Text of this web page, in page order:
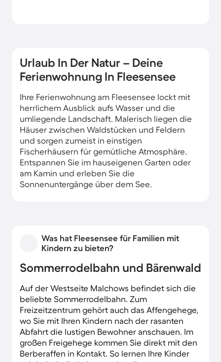
Urlaub In Der Natur – Deine
Ferienwohnung In Fleesensee
Ihre Ferienwohnung am Fleesensee lockt mit
herrlichem Ausblick aufs Wasser und die
umliegende Landschaft. Malerisch liegen die
Häuser zwischen Waldstücken und Feldern
und sorgen zumeist in einstigen
Fischerhäusern für gemütliche Atmosphäre.
Entspannen Sie im hauseigenen Garten oder
am Kamin und erleben Sie die
Sonnenuntergänge über dem See.
Was hat Fleesensee für Familien mit
Kindern zu bieten?
Sommerrodelbahn und Bärenwald
Auf der Westseite Malchows befindet sich die
beliebte Sommerrodelbahn. Zum
Freizeitzentrum gehört auch das Affengehege,
wo Sie mit Ihren Kindern nach der rasanten
Abfahrt die lustigen Bewohner anschauen. Im
großen Freigehege kommen Sie direkt mit den
Berberaffen in Kontakt. So lernen Ihre Kinder